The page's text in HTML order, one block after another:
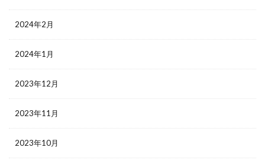
2024年2月
2024年1月
2023年12月
2023年11月
2023年10月